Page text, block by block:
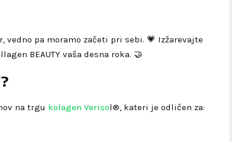
pa moramo začeti pri sebi. 💗 Izžarevajte
BEAUTY vaša desna roka. 🤝
na trgu kolagen Verisol®, kateri je odličen za: